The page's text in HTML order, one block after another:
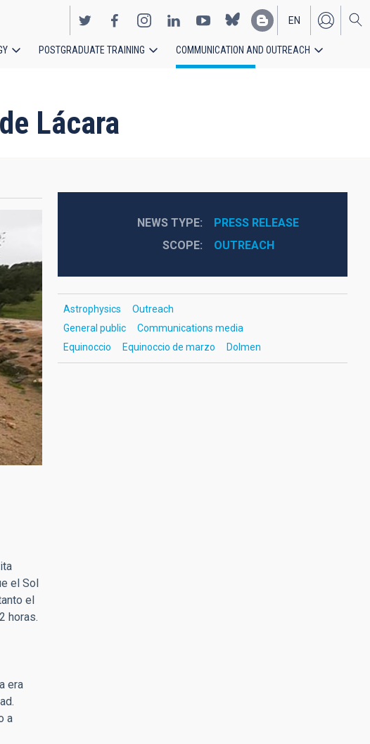
EN
ES
POSTGRADUATE TRAINING COMMUNICATION AND OUTREACH
Lácara
el Sol
el
horas.
era
a
NEWS TYPE
PRESS RELEASE
SCOPE
OUTREACH
Astrophysics
Outreach
General public
Communications media
Equinoccio
Equinoccio de marzo Dolmen